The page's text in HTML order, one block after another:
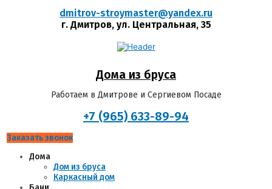
dmitrov-stroymaster@yandex.ru
г. Дмитров, ул. Центральная, 35
Дома из бруса
Работаем в Дмитрове и Cергиевом Посаде
+7 (965) 633-89-94
Заказать звонок
Дома
Дом из бруса
Каркасный дом